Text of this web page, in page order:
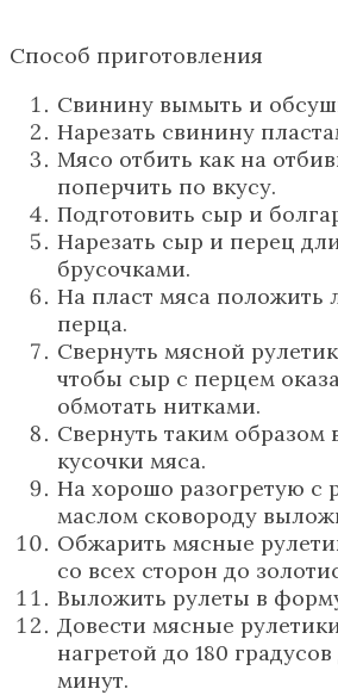
Способ приготовления
Свинину вымыть и
Нарезать свинину
Мясо отбить как на
поперчить по вкусу.
Подготовить сыр и
Нарезать сыр и перец
брусочками.
На пласт мяса положить
перца.
Свернуть мясной
чтобы сыр с перцем
обмотать нитками.
Свернуть таким образом
кусочки мяса.
На хорошо разогретую с
маслом сковороду
Обжарить мясные
со всех сторон до
Выложить рулеты в
Довести мясные
нагретой до 180 градусов
минут.